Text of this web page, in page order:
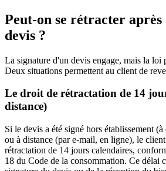
Peut-on se rétracter
devis ?
La signature d'un devis engage, mais la loi
Deux situations permettent au client de
Le droit de rétractation de 14
distance)
Si le devis a été signé hors établissement
ou à distance (par e-mail, en ligne), le
rétractation de 14 jours calendaires,
18 du Code de la consommation. Ce délai